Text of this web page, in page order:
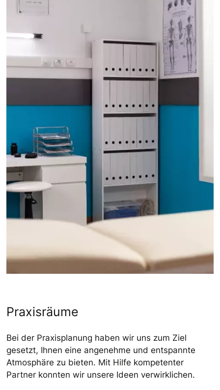
Praxisräume
Bei der Praxisplanung haben wir uns zum Ziel
gesetzt, Ihnen eine angenehme und entspannte
Atmosphäre zu bieten. Mit Hilfe kompetenter
Partner konnten wir unsere Ideen verwirklichen.